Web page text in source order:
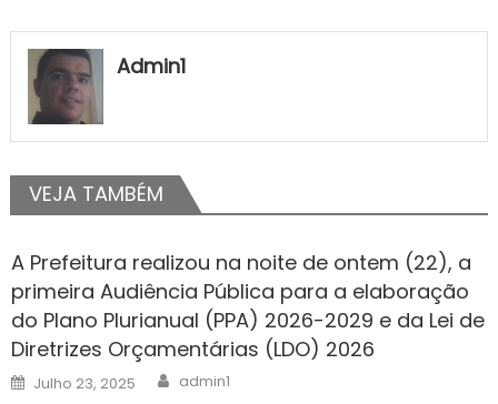
Admin1
VEJA TAMBÉM
A Prefeitura realizou na noite de ontem (22), a
primeira Audiência Pública para a elaboração
do Plano Plurianual (PPA) 2026-2029 e da Lei de
Diretrizes Orçamentárias (LDO) 2026
Posted
on
Julho 23, 2025 Author
admin1